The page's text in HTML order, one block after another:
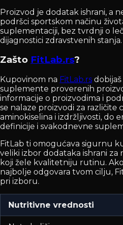
Proizvod je dodatak ishrani, a
podršci sportskom načinu
suplementaciji, bez tvrdnji o
dijagnostici zdravstvenih stanja.
Zašto FitLab.rs?
Kupovinom na FitLab.rs
suplemente proverenih
informacije o proizvodima i
se nalaze proizvodi za različite
aminokiselina i izdržljivosti, do
definicije i svakodnevne
FitLab ti omogućava sigurnu
veliki izbor dodataka ishrani za
koji žele kvalitetniju rutinu.
najbolje odgovara tvom cilju,
pri izboru.
Nutritivne vrednosti